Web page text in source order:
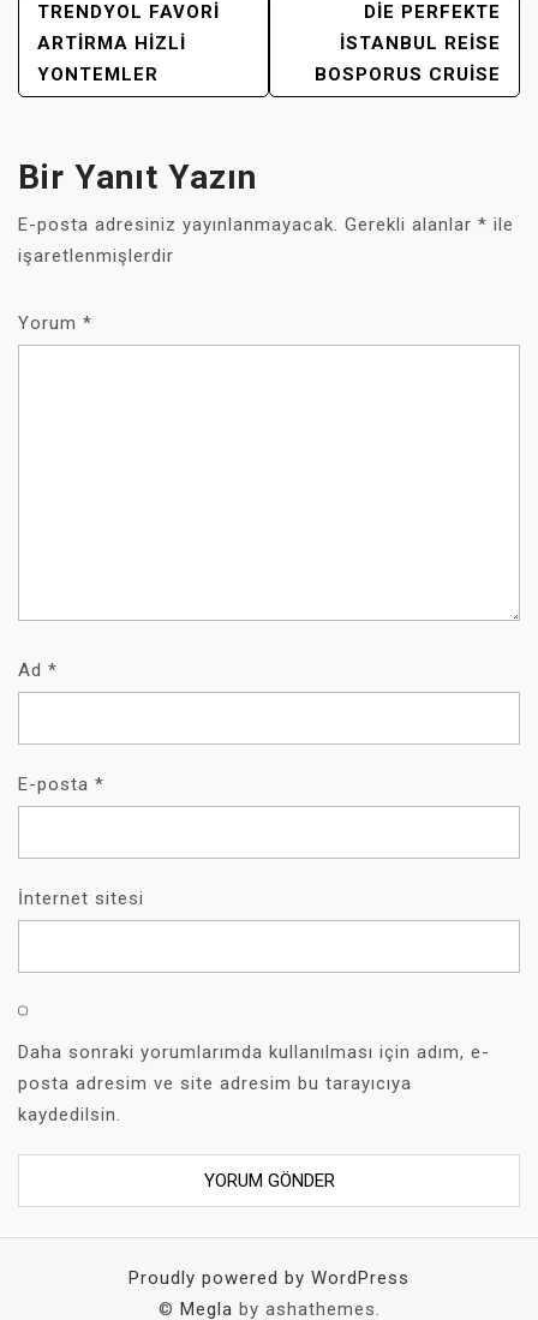
YAZI
GEZINMESI
TRENDYOL FAVORI
ARTIRMA HIZLI
YONTEMLER
DIE PERFEKTE
İSTANBUL REISE
BOSPORUS CRUISE
Bir Yanıt Yazın
E-posta adresiniz yayınlanmayacak. Gerekli alanlar * ile
işaretlenmişlerdir
Yorum *
Ad *
E-posta *
İnternet sitesi
Daha sonraki yorumlarımda kullanılması için adım, e-
posta adresim ve site adresim bu tarayıcıya
kaydedilsin.
Proudly powered by WordPress
© Megla by ashathemes.